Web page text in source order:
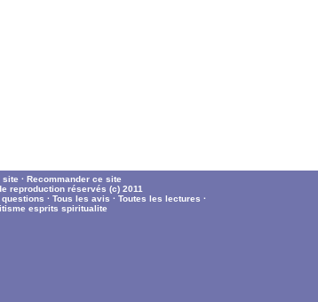
site · Recommander ce site
reproduction réservés (c) 2011
· Tous les avis · Toutes les lectures ·
esprits spiritualite